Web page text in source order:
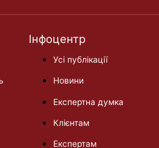
Інфоцентр
Усі публікації
Новини
Експертна думка
Клієнтам
Експертам